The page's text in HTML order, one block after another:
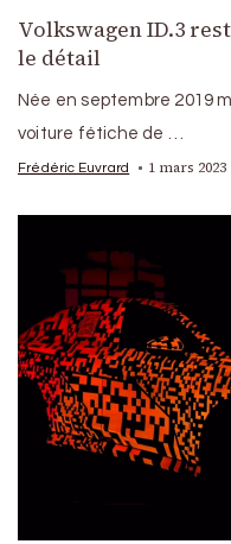
Volkswagen ID.3
le détail
Née en septembre 2019
voiture fétiche de …
Frédéric Euvrard 1 mars 2023